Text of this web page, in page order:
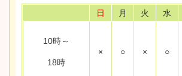
日 月 火 水
10時～
18時
× ○ × ○